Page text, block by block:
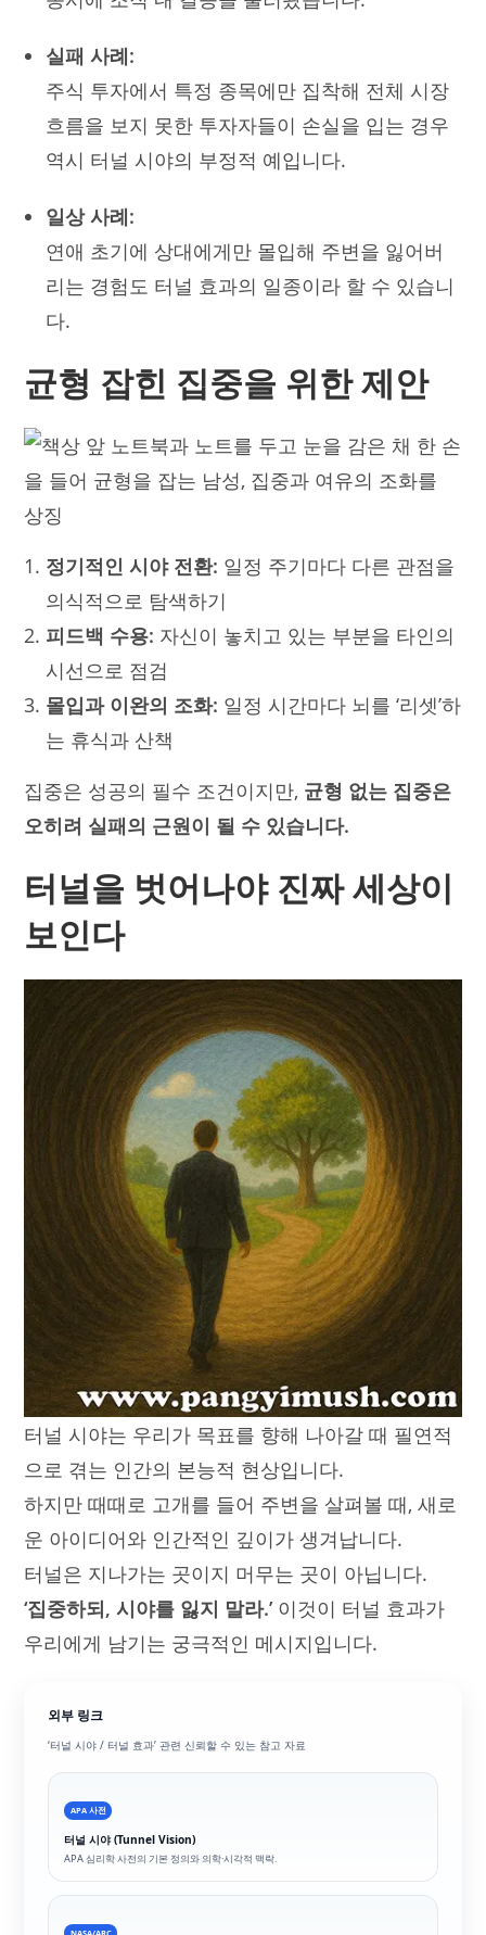
실패 사례:
주식 투자에서 특정 종목에만 집착해 전체 시장
흐름을 보지 못한 투자자들이 손실을 입는 경우
역시 터널 시야의 부정적 예입니다.
일상 사례:
연애 초기에 상대에게만 몰입해 주변을 잃어버
리는 경험도 터널 효과의 일종이라 할 수 있습니
다.
균형 잡힌 집중을 위한 제안
정기적인 시야 전환: 일정 주기마다 다른 관점을
의식적으로 탐색하기
피드백 수용: 자신이 놓치고 있는 부분을 타인의
시선으로 점검
몰입과 이완의 조화: 일정 시간마다 뇌를 ‘리셋’하
는 휴식과 산책
집중은 성공의 필수 조건이지만, 균형 없는 집중은
오히려 실패의 근원이 될 수 있습니다.
터널을 벗어나야 진짜 세상이
보인다
터널 시야는 우리가 목표를 향해 나아갈 때 필연적
으로 겪는 인간의 본능적 현상입니다.
하지만 때때로 고개를 들어 주변을 살펴볼 때, 새로
운 아이디어와 인간적인 깊이가 생겨납니다.
터널은 지나가는 곳이지 머무는 곳이 아닙니다.
‘집중하되, 시야를 잃지 말라.’이것이 터널 효과가
우리에게 남기는 궁극적인 메시지입니다.
외부 링크
‘터널 시야 / 터널 효과’ 관련 신뢰할 수 있는 참고 자료
APA 사전
터널 시야 (Tunnel Vision)
APA 심리학 사전의 기본 정의와 의학·시각적 맥락.
NASA/ARC